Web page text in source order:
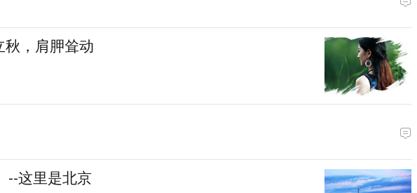
，肩胛耸动
--这里是北京